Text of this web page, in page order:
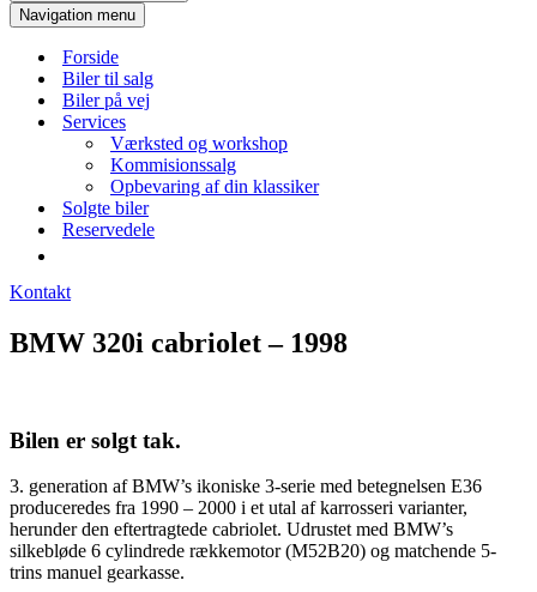
Navigation menu
Forside
Biler til salg
Biler på vej
Services
Værksted og workshop
Kommisionssalg
Opbevaring af din klassiker
Solgte biler
Reservedele
Kontakt
BMW 320i cabriolet – 1998
Bilen er solgt tak.
3. generation af BMW’s ikoniske 3-serie med betegnelsen E36
produceredes fra 1990 – 2000 i et utal af karrosseri varianter,
herunder den eftertragtede cabriolet. Udrustet med BMW’s
silkebløde 6 cylindrede rækkemotor (M52B20) og matchende 5-
trins manuel gearkasse.